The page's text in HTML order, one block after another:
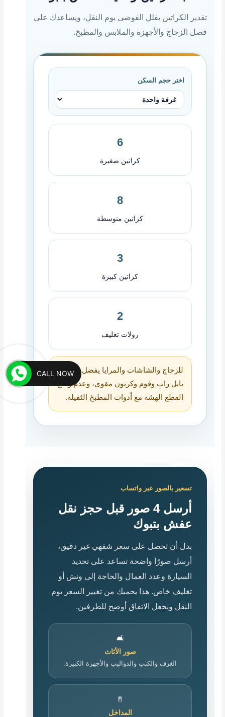
تقدير الكراتين يقلل الفوضى يوم النقل، ويساعدك على
فصل الزجاج والأجهزة والملابس والمطبخ.
اختر حجم السكن
6
كراتين صغيرة
8
كراتين متوسطة
3
كراتين كبيرة
2
رولات تغليف
للزجاج والشاشات والمرايا يفضل إضافة
بابل راب وفوم وكرتون مقوى، وعدم وضع
القطع الهشة مع أدوات المطبخ الثقيلة.
تسعير بالصور عبر واتساب
أرسل 4 صور قبل حجز نقل
عفش بتبوك
بدل أن تحصل على سعر شفهي غير دقيق،
أرسل صورًا واضحة تساعد على تحديد
السيارة وعدد العمال والحاجة إلى ونش أو
تغليف خاص. هذا يحميك من تغيير السعر يوم
النقل ويجعل الاتفاق أوضح للطرفين.
🛋️
صور الأثاث
الغرف والكنب والدواليب والأجهزة الكبيرة.
🚪
المداخل
CALL NOW